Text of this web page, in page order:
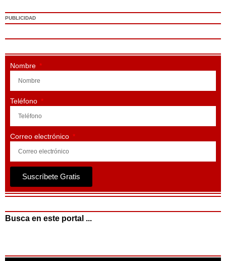
PUBLICIDAD
Nombre
Teléfono
Correo electrónico
Suscríbete Gratis
Busca en este portal ...